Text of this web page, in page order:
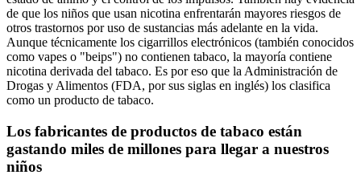
de que los niños que usan nicotina enfrentarán mayores riesgos de
otros trastornos por uso de sustancias más adelante en la vida.
Aunque técnicamente los cigarrillos electrónicos (también conocidos
como vapes o "beips") no contienen tabaco, la mayoría contiene
nicotina derivada del tabaco. Es por eso que la Administración de
Drogas y Alimentos (FDA, por sus siglas en inglés) los clasifica
como un producto de tabaco.
Los fabricantes de productos de tabaco están
gastando miles de millones para llegar a nuestros
niños